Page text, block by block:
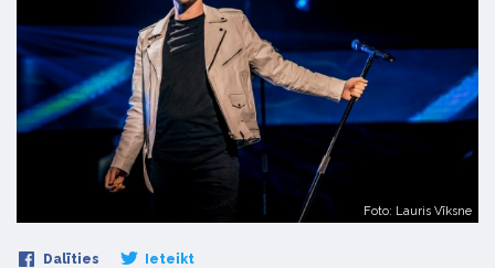
Foto: Lauris Vīksne
Dalīties Ieteikt